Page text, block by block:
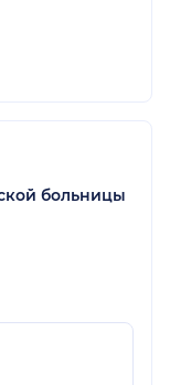
больницы